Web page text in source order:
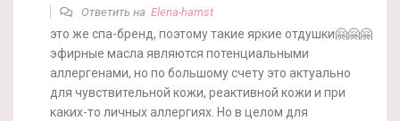
Ответить на Elena-hamst
это же спа-бренд, поэтому такие яркие отдушки🤗🤗🤗
эфирные масла являются потенциальными
аллергенами, но по большому счету это актуально
для чувствительной кожи, реактивной кожи и при
каких-то личных аллергиях. Но в целом для